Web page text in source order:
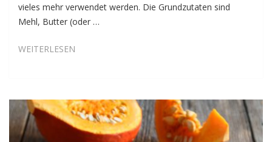
vieles mehr verwendet werden. Die Grundzutaten sind
Mehl, Butter (oder …
WEITERLESEN
HACK
FÜR
PERFEKTES